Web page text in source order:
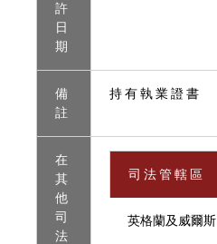
許
日
期
備
註
持 有 執 業 證 書
在
其
他
司
法
司 法 管 轄 區
英格蘭及威爾斯